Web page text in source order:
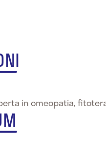
in omeopatia,